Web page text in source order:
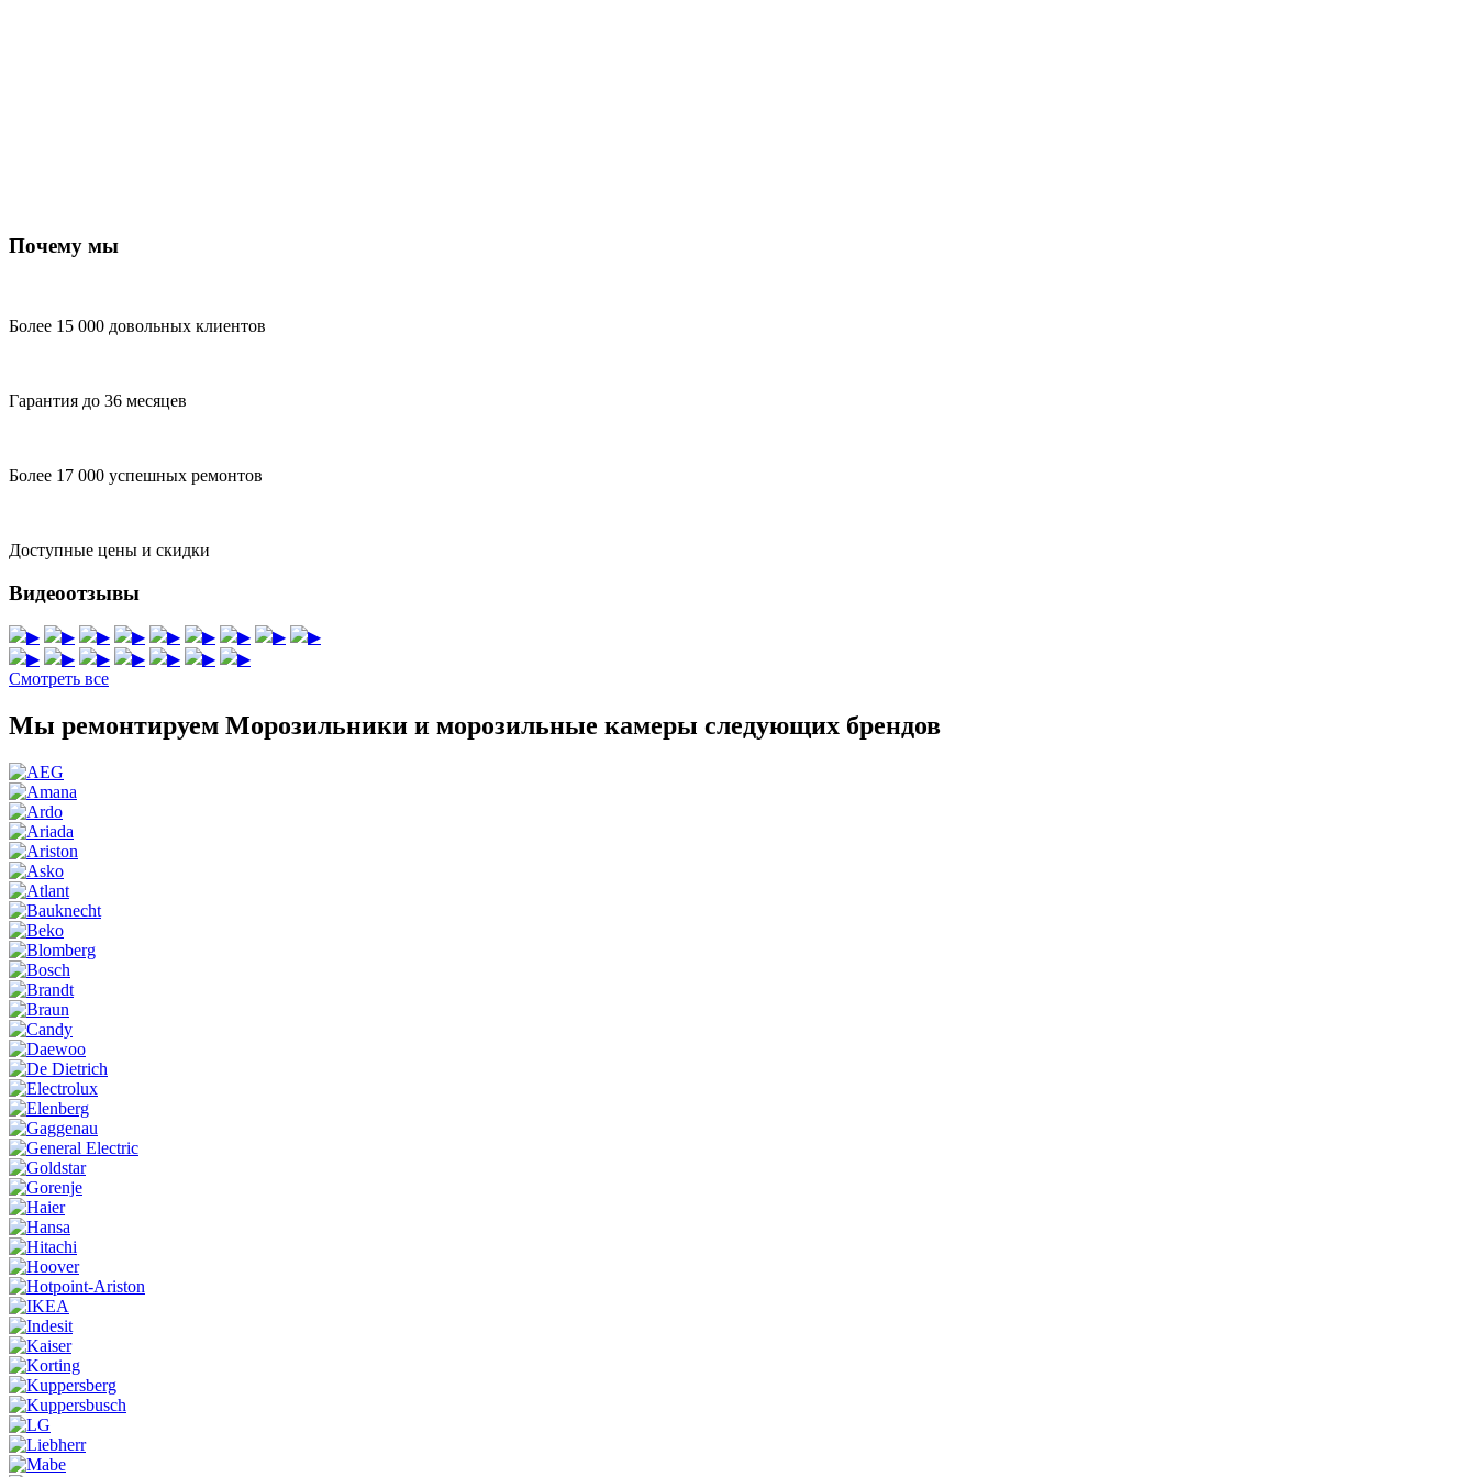
Почему мы
Более 15 000 довольных клиентов
Гарантия до 36 месяцев
Более 17 000 успешных ремонтов
Доступные цены и скидки
Видеоотзывы
▶ ▶ ▶ ▶ ▶ ▶ ▶ ▶
▶
▶
▶ ▶ ▶ ▶ ▶
▶
Смотреть все
Мы ремонтируем Морозильники и морозильные камеры следующих брендов